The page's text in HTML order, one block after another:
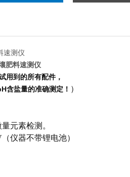
肥料速测仪
用到的所有配件，
含盐量的准确测定！ ）
元素检测。
仪器不带锂电池）